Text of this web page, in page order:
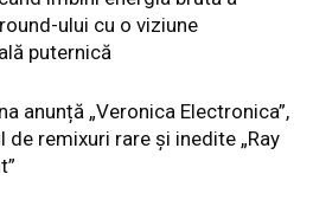
ului cu o viziune
puternică
anunță „Veronica Electronica”,
de remixuri rare și inedite „Ray